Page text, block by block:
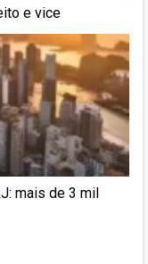
e vice
mais de 3 mil